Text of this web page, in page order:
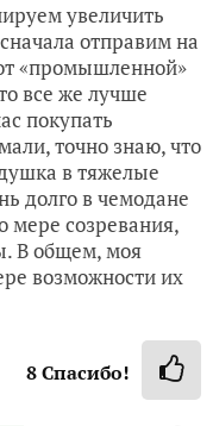
увеличить
отправим на
«промышленной»
все же лучше
покупать
точно знаю, что
в тяжелые
долго в чемодане
мере созревания,
В общем, моя
возможности их
8Спасибо!